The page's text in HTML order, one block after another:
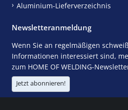
Aluminium-Lieferverzeichnis
Newsletteranmeldung
Wenn Sie an regelmäßigen
Informationen interessiert sind,
zum HOME OF WELDING-
Jetzt abonnieren!